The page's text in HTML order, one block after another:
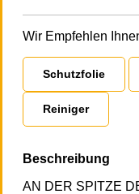
Wir Empfehlen
Schutzfolie
Reiniger
Beschreibung
AN DER SPITZE